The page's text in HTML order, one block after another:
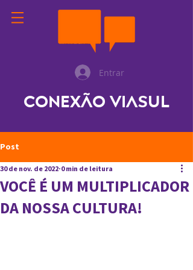
Entrar
Conexão ViaSul
Post
VOCÊ É UM MULTIPLICADOR
DA NOSSA CULTURA!
30 de nov. de 2022 0 min de leitura